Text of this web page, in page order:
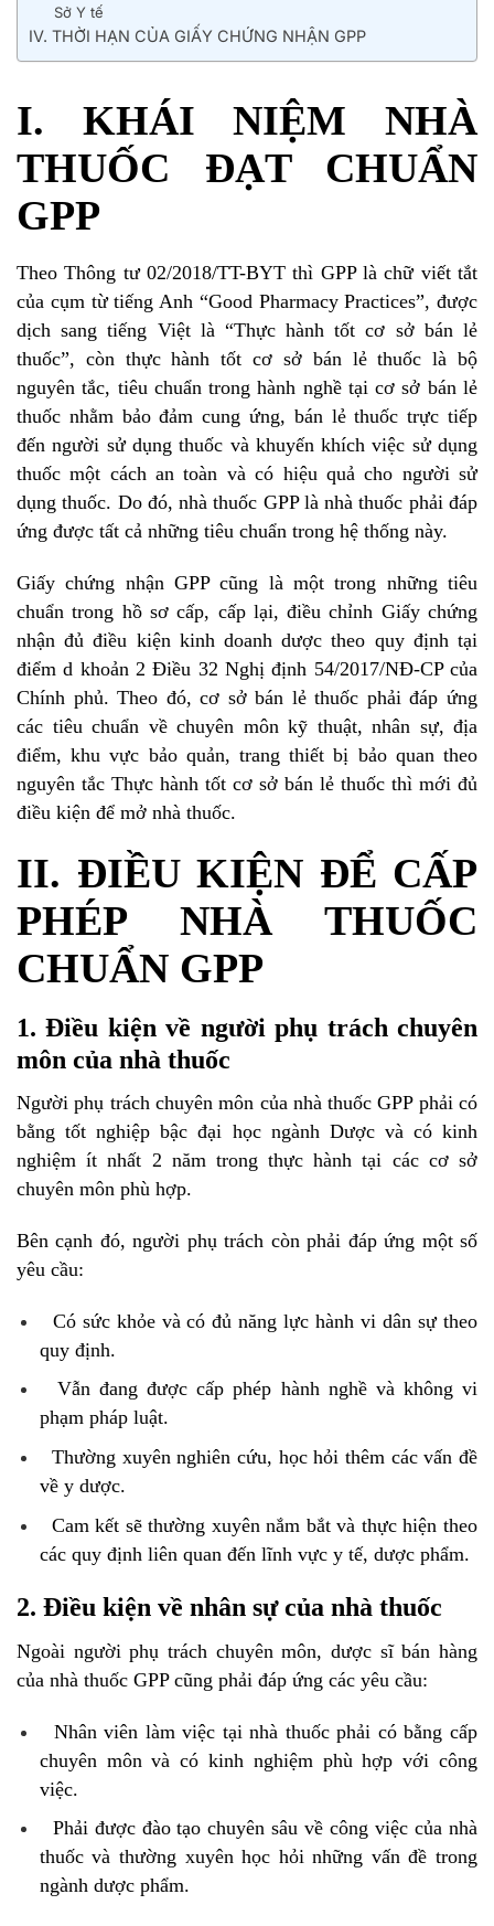
Sở Y tế
IV. THỜI HẠN CỦA GIẤY CHỨNG NHẬN GPP
I. KHÁI NIỆM NHÀ
THUỐC ĐẠT CHUẨN
GPP
TheoThông tư 02/2018/TT-BYT thì GPP là chữ viết tắt
của cụm từ tiếng Anh “Good Pharmacy Practices”, được
dịch sang tiếng Việt là “Thực hành tốt cơ sở bán lẻ
thuốc”, còn thực hành tốt cơ sở bán lẻ thuốc là bộ
nguyên tắc, tiêu chuẩn trong hành nghề tại cơ sở bán lẻ
thuốc nhằm bảo đảm cung ứng, bán lẻ thuốc trực tiếp
đến người sử dụng thuốc và khuyến khích việc sử dụng
thuốc một cách an toàn và có hiệu quả cho người sử
dụng thuốc. Do đó, nhà thuốc GPP là nhà thuốc phải đáp
ứng được tất cả những tiêu chuẩn trong hệ thống này.
Giấy chứng nhận GPP cũng là một trong những tiêu
chuẩn trong hồ sơ cấp, cấp lại, điều chỉnh Giấy chứng
nhận đủ điều kiện kinh doanh dược theo quy định tại
điểm d khoản 2 Điều 32 Nghị định 54/2017/NĐ-CP của
Chính phủ. Theo đó, cơ sở bán lẻ thuốc phải đáp ứng
các tiêu chuẩn về chuyên môn kỹ thuật, nhân sự, địa
điểm, khu vực bảo quản, trang thiết bị bảo quan theo
nguyên tắc Thực hành tốt cơ sở bán lẻ thuốc thì mới đủ
điều kiện để mở nhà thuốc.
II. ĐIỀU KIỆN ĐỂ CẤP
PHÉP NHÀ THUỐC
CHUẨN GPP
1. Điều kiện về người phụ trách chuyên
môn của nhà thuốc
Người phụ trách chuyên môn của nhà thuốc GPP phải có
bằng tốt nghiệp bậc đại học ngành Dược và có kinh
nghiệm ít nhất 2 năm trong thực hành tại các cơ sở
chuyên môn phù hợp.
Bên cạnh đó, người phụ trách còn phải đáp ứng một số
yêu cầu:
Có sức khỏe và có đủ năng lực hành vi dân sự theo
quy định.
Vẫn đang được cấp phép hành nghề và không vi
phạm pháp luật.
Thường xuyên nghiên cứu, học hỏi thêm các vấn đề
về y dược.
Cam kết sẽ thường xuyên nắm bắt và thực hiện theo
các quy định liên quan đến lĩnh vực y tế, dược phẩm.
2. Điều kiện về nhân sự của nhà thuốc
Ngoài người phụ trách chuyên môn, dược sĩ bán hàng
của nhà thuốc GPP cũng phải đáp ứng các yêu cầu:
Nhân viên làm việc tại nhà thuốc phải có bằng cấp
chuyên môn và có kinh nghiệm phù hợp với công
việc.
Phải được đào tạo chuyên sâu về công việc của nhà
thuốc và thường xuyên học hỏi những vấn đề trong
ngành dược phẩm.